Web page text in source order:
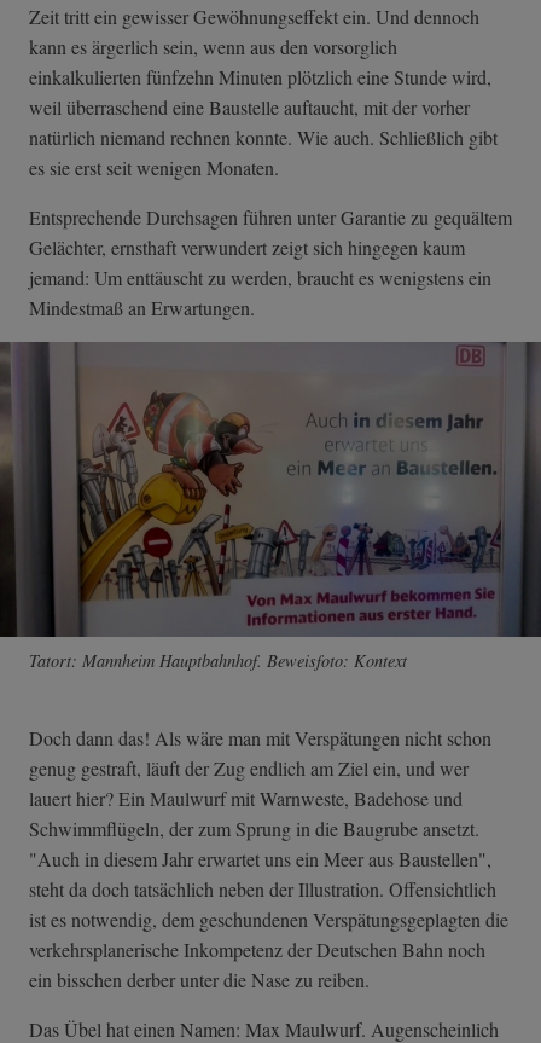
Zeit tritt ein gewisser Gewöhnungseffekt ein. Und dennoch
kann es ärgerlich sein, wenn aus den vorsorglich
einkalkulierten fünfzehn Minuten plötzlich eine Stunde wird,
weil überraschend eine Baustelle auftaucht, mit der vorher
natürlich niemand rechnen konnte. Wie auch. Schließlich gibt
es sie erst seit wenigen Monaten.
Entsprechende Durchsagen führen unter Garantie zu gequältem
Gelächter, ernsthaft verwundert zeigt sich hingegen kaum
jemand: Um enttäuscht zu werden, braucht es wenigstens ein
Mindestmaß an Erwartungen.
Tatort: Mannheim Hauptbahnhof. Beweisfoto: Kontext
Doch dann das! Als wäre man mit Verspätungen nicht schon
genug gestraft, läuft der Zug endlich am Ziel ein, und wer
lauert hier? Ein Maulwurf mit Warnweste, Badehose und
Schwimmflügeln, der zum Sprung in die Baugrube ansetzt.
"Auch in diesem Jahr erwartet uns ein Meer aus Baustellen",
steht da doch tatsächlich neben der Illustration. Offensichtlich
ist es notwendig, dem geschundenen Verspätungsgeplagten die
verkehrsplanerische Inkompetenz der Deutschen Bahn noch
ein bisschen derber unter die Nase zu reiben.
Das Übel hat einen Namen: Max Maulwurf. Augenscheinlich